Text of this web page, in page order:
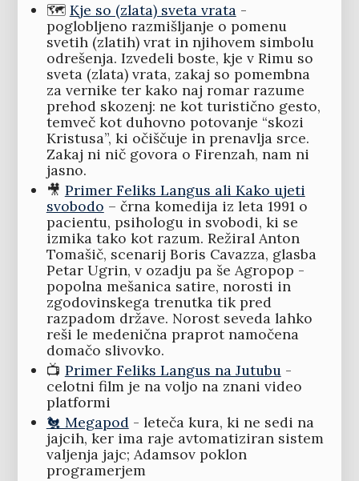
🗺️ Kje so (zlata) sveta vrata-
poglobljeno razmišljanje o pomenu
svetih (zlatih) vrat in njihovem simbolu
odrešenja. Izvedeli boste, kje v Rimu so
sveta (zlata) vrata, zakaj so pomembna
za vernike ter kako naj romar razume
prehod skozenj: ne kot turistično gesto,
temveč kot duhovno potovanje “skozi
Kristusa”, ki očiščuje in prenavlja srce.
Zakaj ni nič govora o Firenzah, nam ni
jasno.
🎥 Primer Feliks Langus ali Kako ujeti
svobodo – črna komedija iz leta 1991 o
pacientu, psihologu in svobodi, ki se
izmika tako kot razum. Režiral Anton
Tomašič, scenarij Boris Cavazza, glasba
Petar Ugrin, v ozadju pa še Agropop -
popolna mešanica satire, norosti in
zgodovinskega trenutka tik pred
razpadom države. Norost seveda lahko
reši le medenična praprot namočena
domačo slivovko.
📺 Primer Feliks Langus na Jutubu-
celotni film je na voljo na znani video
platformi
🐔 Megapod- leteča kura, ki ne sedi na
jajcih, ker ima raje avtomatiziran sistem
valjenja jajc; Adamsov poklon
programerjem